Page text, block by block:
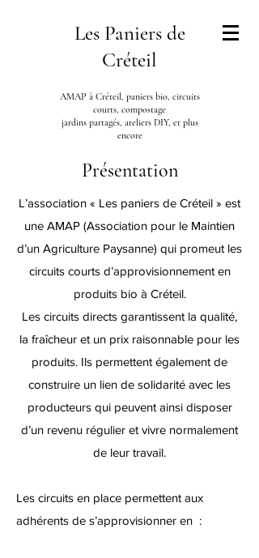
Les Paniers de
Créteil
AMAP à Créteil, paniers bio, circuits
courts, compostage
jardins partagés, ateliers DIY, et plus
encore
Présentation
L’association « Les paniers de Créteil » est
une AMAP (Association pour le Maintien
d’un Agriculture Paysanne) qui promeut les
circuits courts d’approvisionnement en
produits bio à Créteil.
Les circuits directs garantissent la qualité,
la fraîcheur et un prix raisonnable pour les
produits. Ils permettent également de
construire un lien de solidarité avec les
producteurs qui peuvent ainsi disposer
d’un revenu régulier et vivre normalement
de leur travail.
Les circuits en place permettent aux
adhérents de s’approvisionner en :